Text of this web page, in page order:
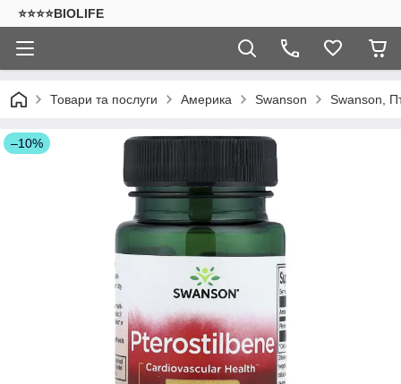
⭐⭐⭐⭐BIOLIFE
Товари та послуги Америка Swanson Swanson,
–10%